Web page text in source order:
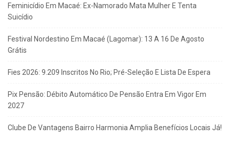
Feminicídio Em Macaé: Ex-Namorado Mata Mulher E Tenta
Suicídio
Festival Nordestino Em Macaé (Lagomar): 13 A 16 De Agosto
Grátis
Fies 2026: 9.209 Inscritos No Rio; Pré-Seleção E Lista De Espera
Pix Pensão: Débito Automático De Pensão Entra Em Vigor Em
2027
Clube De Vantagens Bairro Harmonia Amplia Benefícios Locais Já!